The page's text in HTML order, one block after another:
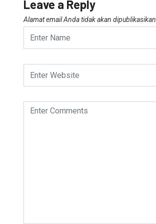
Leave a Reply
Alamat email Anda tidak akan dipublikasikan.